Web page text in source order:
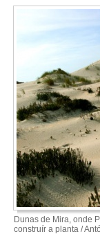
Dunas de Mira, onde
construír a planta /